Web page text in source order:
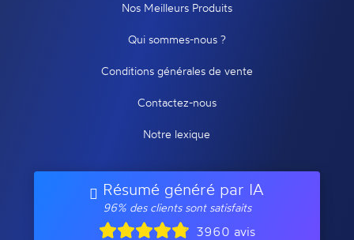
Nos Meilleurs Produits
Qui sommes-nous ?
Conditions générales de vente
Contactez-nous
Notre lexique
Résumé généré par IA
96% des clients sont satisfaits
3960 avis